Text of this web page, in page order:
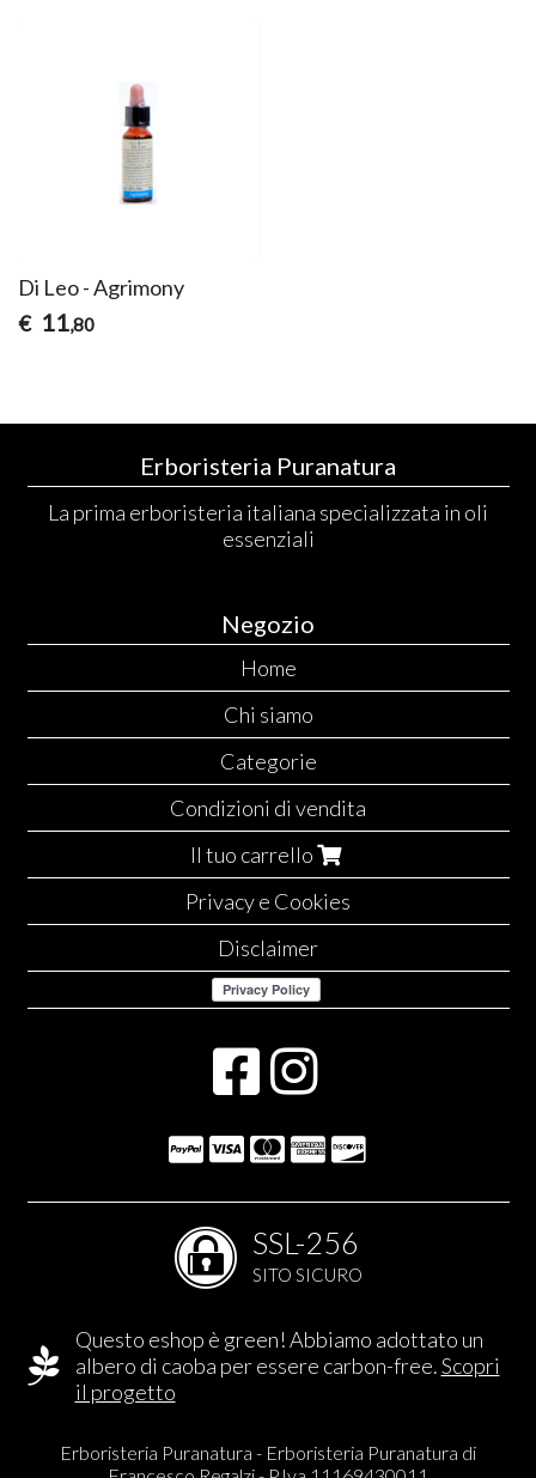
Di Leo - Agrimony
€ 11,80
Erboristeria Puranatura
La prima erboristeria italiana specializzata in oli
essenziali
Negozio
Home
Chi siamo
Categorie
Condizioni di vendita
Il tuo carrello
Privacy e Cookies
Disclaimer
SSL-256
SITO SICURO
Questo eshop è green! Abbiamo adottato un
albero di caoba per essere carbon-free.Scopri
il progetto
Erboristeria Puranatura - Erboristeria Puranatura di